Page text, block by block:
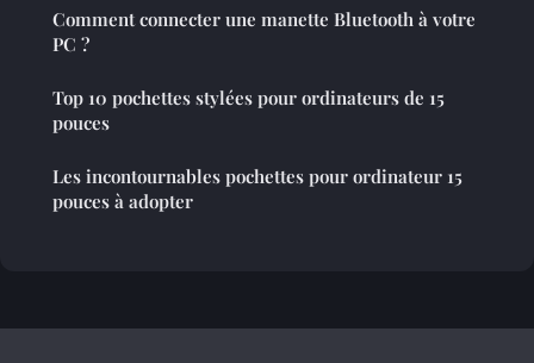
Comment connecter une manette Bluetooth à votre
PC ?
Top 10 pochettes stylées pour ordinateurs de 15
pouces
Les incontournables pochettes pour ordinateur 15
pouces à adopter